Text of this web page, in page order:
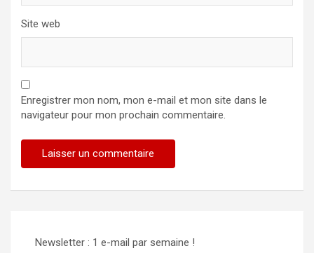
Site web
Enregistrer mon nom, mon e-mail et mon site dans le
navigateur pour mon prochain commentaire.
Newsletter : 1 e-mail par semaine !